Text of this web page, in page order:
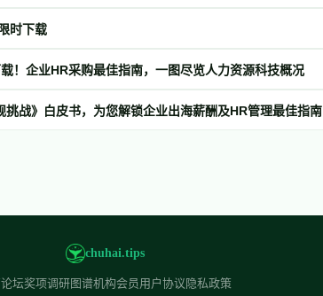
时下载
！企业HR采购最佳指南，一图尽览人力资源科技概况
战》白皮书，为您解锁企业出海薪酬及HR管理最佳指南
chuhai.tips
论坛奖项调研图谱机构会员 用户协议隐私政策